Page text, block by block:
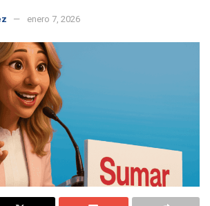
enero 7, 2026